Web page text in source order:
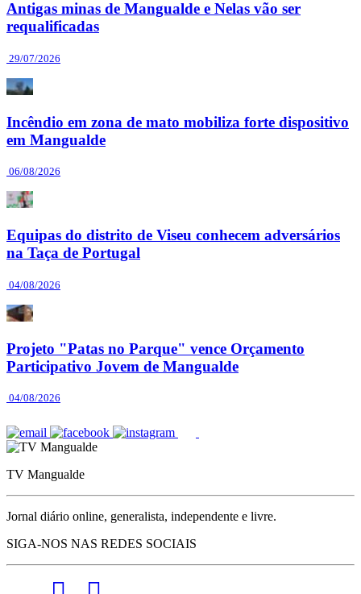
Antigas minas de Mangualde e Nelas vão ser
requalificadas
29/07/2026
Incêndio em zona de mato mobiliza forte dispositivo
em Mangualde
06/08/2026
Equipas do distrito de Viseu conhecem adversários
na Taça de Portugal
04/08/2026
Projeto "Patas no Parque" vence Orçamento
Participativo Jovem de Mangualde
04/08/2026
TV Mangualde
Jornal diário online, generalista, independente e livre.
SIGA-NOS NAS REDES SOCIAIS